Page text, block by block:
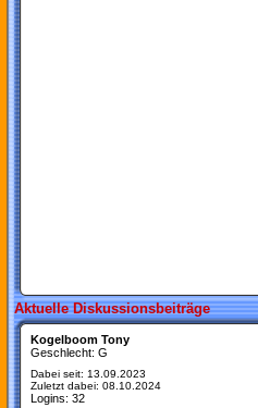
Aktuelle Diskussionsbeiträge
Kogelboom Tony
Geschlecht: G
Dabei seit: 13.09.2023
Zuletzt dabei: 08.10.2024
Logins: 32